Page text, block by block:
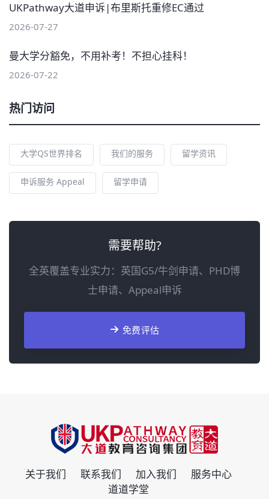
UKPathway大道申诉|布里斯托重修EC通过
2026-07-27
曼大学分豁免，不用补考！不担心挂科！
2026-07-22
热门访问
大学QS世界排名 我们的服务 留学资讯
申诉服务 Appeal 留学申请
需要帮助?
全英覆盖专业实力：英国G5/牛剑申请、PHD博
士申请、Appeal申诉
免费评估
关于我们 联系我们 加入我们
服务中心
道道学堂